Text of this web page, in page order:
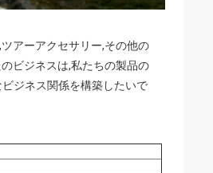
アーアクセサリー,その他の
ビジネスは,私たちの製品の
ジネス関係を構築したいで